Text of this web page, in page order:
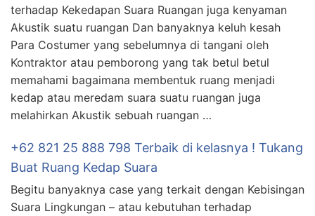
terhadap Kekedapan Suara Ruangan juga kenyaman
Akustik suatu ruangan Dan banyaknya keluh kesah
Para Costumer yang sebelumnya di tangani oleh
Kontraktor atau pemborong yang tak betul betul
memahami bagaimana membentuk ruang menjadi
kedap atau meredam suara suatu ruangan juga
melahirkan Akustik sebuah ruangan …
+62 821 25 888 798 Terbaik di kelasnya ! Tukang
Buat Ruang Kedap Suara
Begitu banyaknya case yang terkait dengan Kebisingan
Suara Lingkungan – atau kebutuhan terhadap